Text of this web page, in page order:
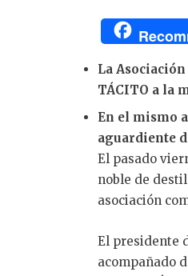
La
TÁCITO a la
En el mismo
aguardiente
El pasado
noble de
asociación
El presidente
acompañado